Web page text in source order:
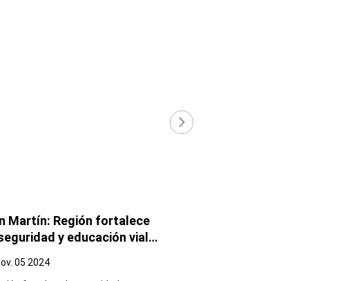
Martín: Región fortalece
y educación vial
sus instituciones
05 2024
›